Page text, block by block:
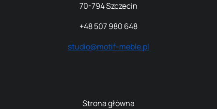
70-794 Szczecin
+48 507 980 648
studio@motif-meble.pl
Strona główna